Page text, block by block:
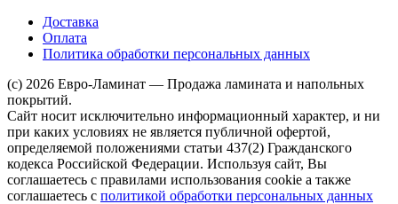
Доставка
Оплата
Политика обработки персональных данных
(c) 2026 Евро-Ламинат — Продажа ламината и напольных
покрытий.
Сайт носит исключительно информационный характер, и ни
при каких условиях не является публичной офертой,
определяемой положениями статьи 437(2) Гражданского
кодекса Российской Федерации. Используя сайт, Вы
соглашаетесь с правилами использования cookie а также
соглашаетесь с политикой обработки персональных данных